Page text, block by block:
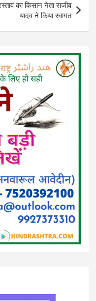
का किसान नेता राजीव
यादव ने किया स्वागत